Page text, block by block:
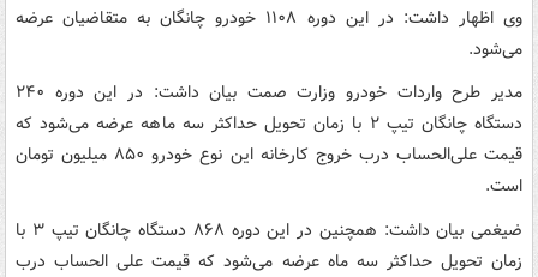
وی اظهار داشت: در این دوره ۱۱۰۸ خودرو چانگان به متقاضیان عرضه
می‌شود.
مدیر طرح واردات خودرو وزارت صمت بیان داشت: در این دوره ۲۴۰
دستگاه چانگان تیپ ۲ با زمان تحویل حداکثر سه ماهه عرضه می‌شود که
قیمت علی‌الحساب درب خروج کارخانه این نوع خودرو ۸۵۰ میلیون تومان
است.
ضیغمی بیان داشت: همچنین در این دوره ۸۶۸ دستگاه چانگان تیپ ۳ با
زمان تحویل حداکثر سه ماه عرضه می‌شود که قیمت علی الحساب درب